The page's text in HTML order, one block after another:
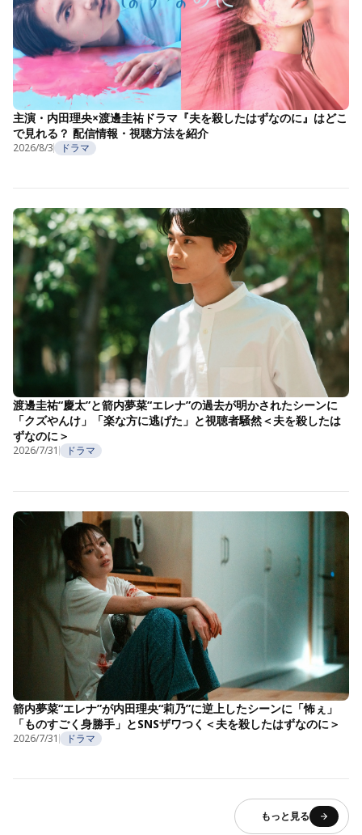
主演・内田理央×渡邊圭祐ドラマ『夫を殺したはずなのに』はどこ
で見れる？ 配信情報・視聴方法を紹介
2026/8/3 ドラマ
渡邊圭祐“慶太”と箭内夢菜“エレナ”の過去が明かされたシーンに
「クズやんけ」「楽な方に逃げた」と視聴者騒然＜夫を殺したは
ずなのに＞
2026/7/31 ドラマ
箭内夢菜“エレナ”が内田理央“莉乃”に逆上したシーンに「怖ぇ」
「ものすごく身勝手」とSNSザワつく＜夫を殺したはずなのに＞
2026/7/31 ドラマ
もっと見る